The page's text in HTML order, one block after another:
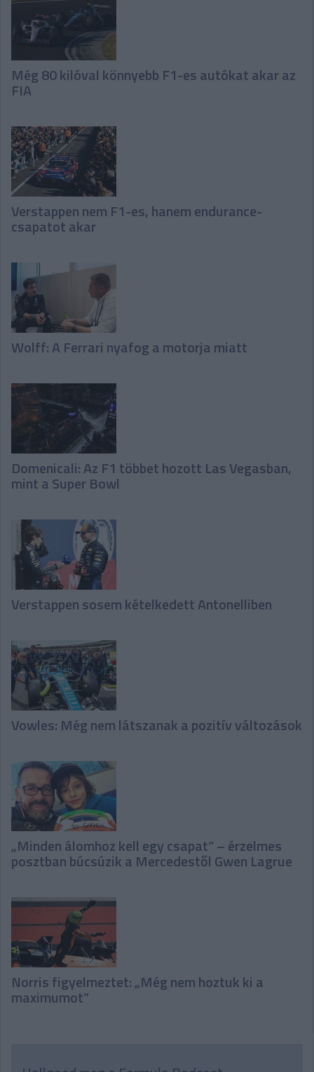
Még 80 kilóval könnyebb F1-es autókat akar az
FIA
Verstappen nem F1-es, hanem endurance-
csapatot akar
Wolff: A Ferrari nyafog a motorja miatt
Domenicali: Az F1 többet hozott Las Vegasban,
mint a Super Bowl
Verstappen sosem kételkedett Antonelliben
Vowles: Még nem látszanak a pozitív változások
„Minden álomhoz kell egy csapat” – érzelmes
posztban búcsúzik a Mercedestől Gwen Lagrue
Norris figyelmeztet: „Még nem hoztuk ki a
maximumot”